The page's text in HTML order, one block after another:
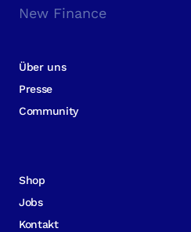
New Finance
Über uns
Presse
Community
Shop
Jobs
Kontakt